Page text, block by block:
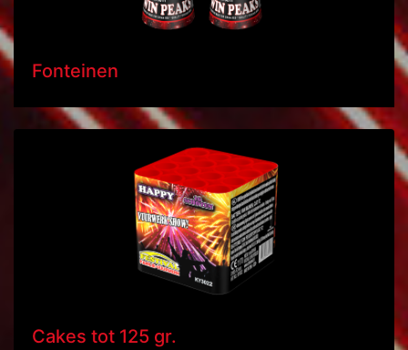
Fonteinen
Cakes tot 125 gr.